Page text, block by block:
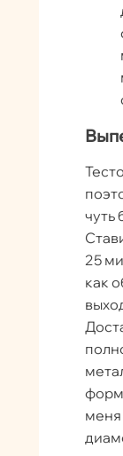
чуть
25
как
меня